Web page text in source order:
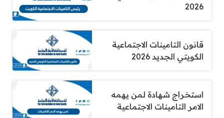
2026
قانون التامينات الاجتماعية
الكويتي الجديد 2026
استخراج شهادة لمن يهمه
الامر التامينات الاجتماعية